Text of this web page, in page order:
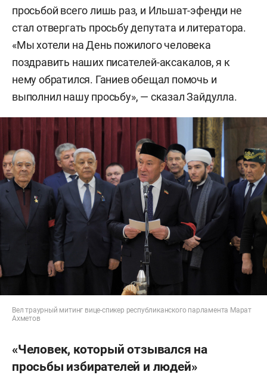
просьбой всего лишь раз, и Ильшат-эфенди не
стал отвергать просьбу депутата и литератора.
«Мы хотели на День пожилого человека
поздравить наших писателей-аксакалов, я к
нему обратился. Ганиев обещал помочь и
выполнил нашу просьбу», — сказал Зайдулла.
Вел траурный митинг вице-спикер республиканского парламента Марат
Ахметов
«Человек, который отзывался на
просьбы избирателей и людей»